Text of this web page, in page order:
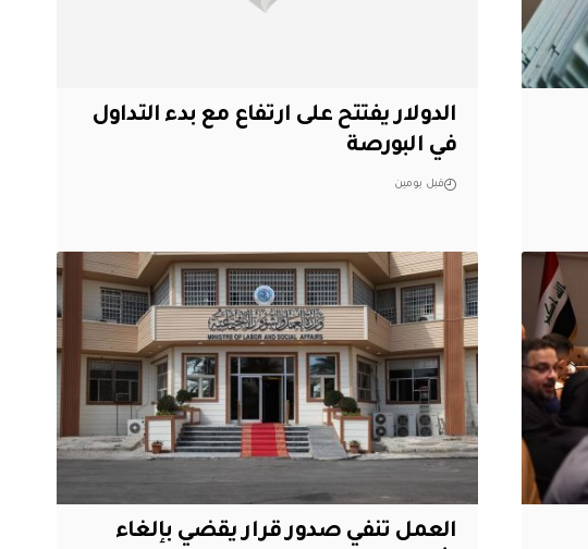
الدولار يفتتح على ارتفاع مع بدء التداول
في البورصة
قبل يومين
العمل تنفي صدور قرار يقضي بإلغاء